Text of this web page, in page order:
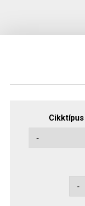
Cikktípus